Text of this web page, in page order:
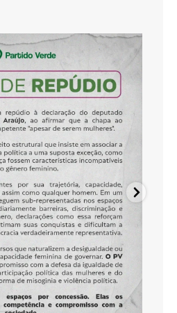
pvmulher
Ago 5